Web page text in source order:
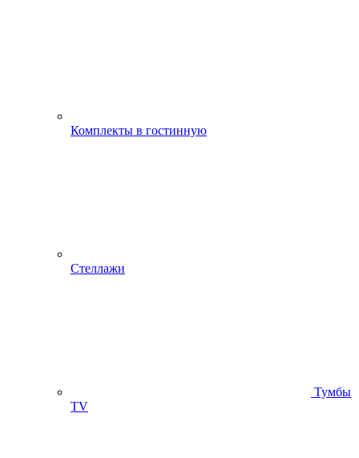
Комплекты в гостинную
Стеллажи
Тумбы
ТV